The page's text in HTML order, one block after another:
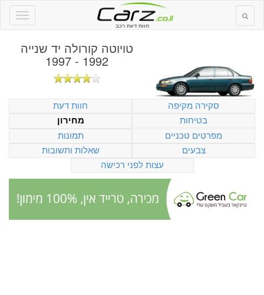
חוות דעת רכב
טויוטה קורולה יד שנייה
1992 - 1997
סקירה מקיפה
חוות דעת
בטיחות
מחירון
מפרטים טכניים
תמונות
צבעים
שאלות ותשובות
עצות לפני רכישה